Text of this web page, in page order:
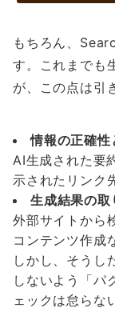
もちろん、
す。これまでも
が、この点は引
情報の正確性
AI生成された要
示されたリンク
生成結果の取
外部サイトから
コンテンツ作成
しかし、そうし
しないよう「パ
ェックは怠らな